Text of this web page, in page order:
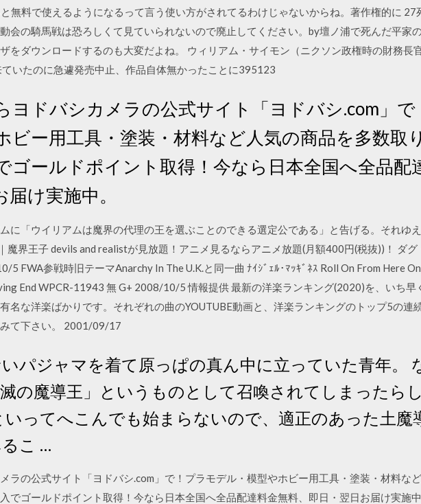
無料で使えるようになるって言う使い方がされてるわけじゃないからね。著作権的に 27
会の騎馬戦は恐ろしくて見ていられないので廃止してください。by壇ノ浦で死んだ平家の
をダウンロードするのも大変だよね。 ウィリアム・サイモン（ニクソン政権時の財務長
いたのに急遽発売中止、作品自体無かったことに395123
ヨドバシカメラの公式サイト「ヨドバシ.com」で
ビー用工具・塗装・材料など人気の商品を多数取
ゴールドポイント取得！今なら日本全国へ全品配
け実施中。
に「ウイリアムは魔界の代理の王を選ぶことのできる選定公である」と告げる。それゆ
魔界王子 devils and realistが見放題！アニメ見るならアニメ放題(月額400円(税抜))！ ダグ
5 FWA参戦時旧テーマAnarchy In The U.K.と同一曲 ﾅｲｼﾞｪﾙ･ﾏｯｷﾞﾈｽ Roll On From Here
End WPCR-11943 無 G+ 2008/10/5 情報提供 最新の洋楽ランキング(2020)を、いち早
名な洋楽ばかりです。それぞれの曲のYOUTUBE動画と、洋楽ランキングのトップ5の連
て下さい。 2001/09/17
パジャマを着て原っぱの真ん中に立っていた青年。
の魔導王」というものとして召喚されてしまったら
いってへこんでも始まらないので、適正のあった土魔
こ …
ラの公式サイト「ヨドバシ.com」で！プラモデル・模型やホビー用工具・塗装・材料な
でゴールドポイント取得！今なら日本全国へ全品配達料金無料、即日・翌日お届け実施